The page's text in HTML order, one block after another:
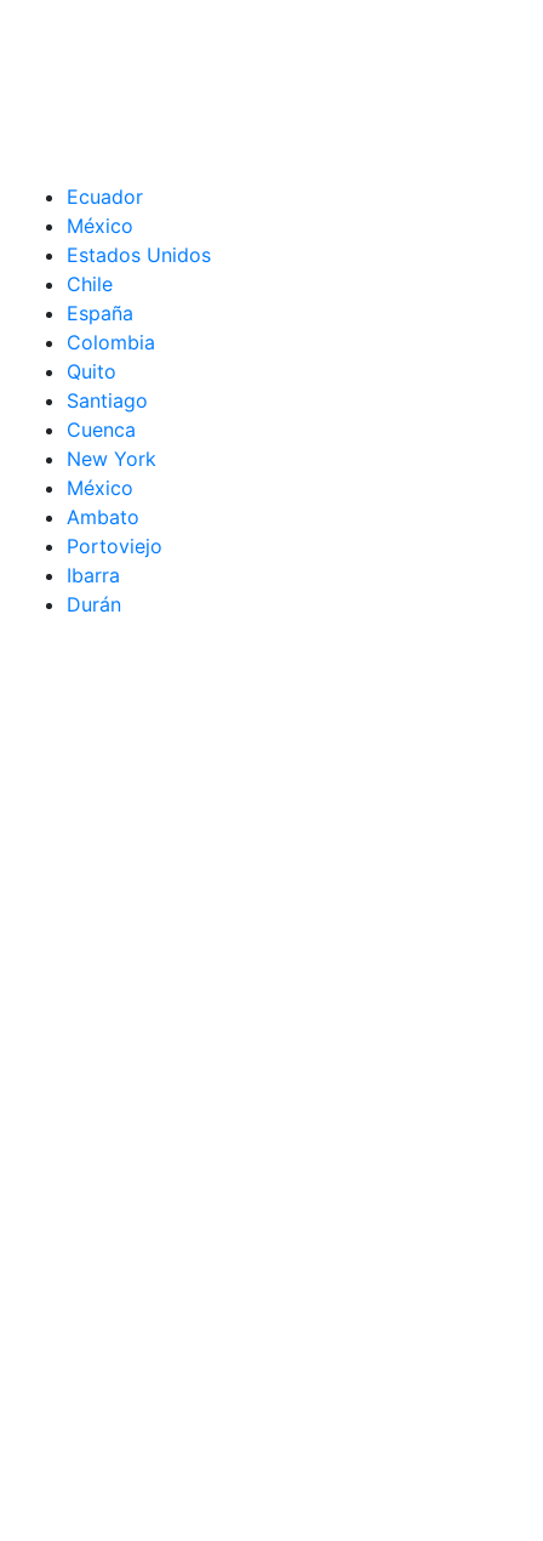
Ecuador
México
Estados Unidos
Chile
España
Colombia
Quito
Santiago
Cuenca
New York
México
Ambato
Portoviejo
Ibarra
Durán